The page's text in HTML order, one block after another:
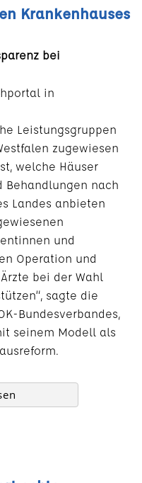
Krankenhauses
bei
in
Leistungsgruppen
zugewiesen
welche Häuser
Behandlungen nach
Landes anbieten
und
Operation und
bei der Wahl
sagte die
Bundesverbandes,
seinem Modell als